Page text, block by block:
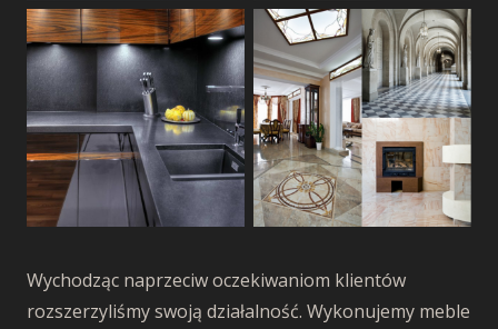
Wychodząc naprzeciw oczekiwaniom klientów
rozszerzyliśmy swoją działalność. Wykonujemy meble